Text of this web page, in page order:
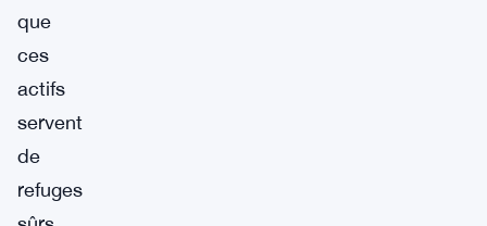
que
ces
actifs
servent
de
refuges